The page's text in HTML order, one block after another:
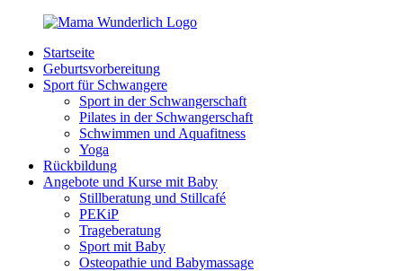
Zurück
Inhalt
MamaWunderlich.de
Mutti
sein
wunderbar!
Startseite
Geburtsvorbereitung
Sport für Schwangere
Sport in der Schwangerschaft
Pilates in der Schwangerschaft
Schwimmen und Aquafitness
Yoga
Rückbildung
Angebote und Kurse mit Baby
Stillberatung und Stillcafé
PEKiP
Trageberatung
Sport mit Baby
Osteopathie und Babymassage